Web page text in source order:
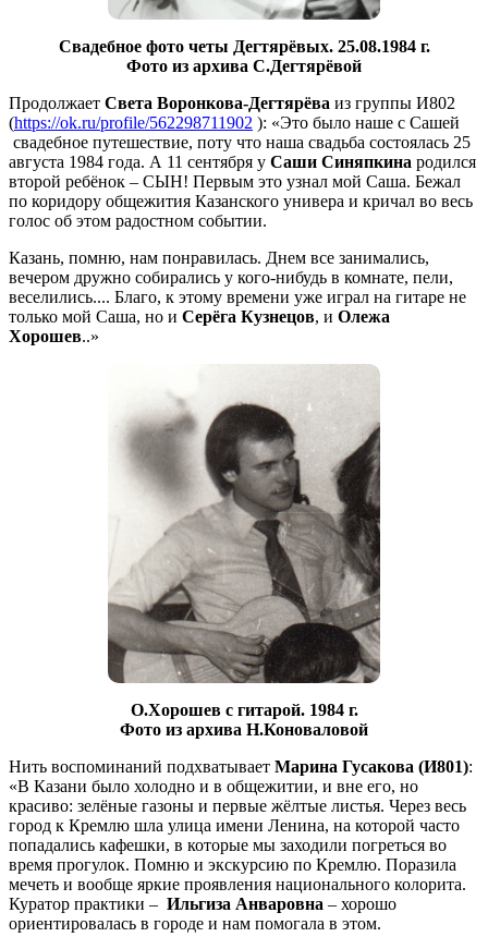
Свадебное фото четы Дегтярёвых. 25.08.1984 г.
Фото из архива С.Дегтярёвой
Продолжает Света Воронкова-Дегтярёва из группы И802
(https://ok.ru/profile/562298711902 ): «Это было наше с Сашей
свадебное путешествие, поту что наша свадьба состоялась 25
августа 1984 года. А 11 сентября у Саши Синяпкина родился
второй ребёнок – СЫН! Первым это узнал мой Саша. Бежал
по коридору общежития Казанского универа и кричал во весь
голос об этом радостном событии.
Казань, помню, нам понравилась. Днем все занимались,
вечером дружно собирались у кого-нибудь в комнате, пели,
веселились.... Благо, к этому времени уже играл на гитаре не
только мой Саша, но и Серёга Кузнецов, и Олежа
Хорошев..»
О.Хорошев с гитарой. 1984 г.
Фото из архива Н.Коноваловой
Нить воспоминаний подхватывает Марина Гусакова (И801):
«В Казани было холодно и в общежитии, и вне его, но
красиво: зелёные газоны и первые жёлтые листья. Через весь
город к Кремлю шла улица имени Ленина, на которой часто
попадались кафешки, в которые мы заходили погреться во
время прогулок. Помню и экскурсию по Кремлю. Поразила
мечеть и вообще яркие проявления национального колорита.
Куратор практики – Ильгиза Анваровна – хорошо
ориентировалась в городе и нам помогала в этом.